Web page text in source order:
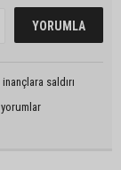
saldırı